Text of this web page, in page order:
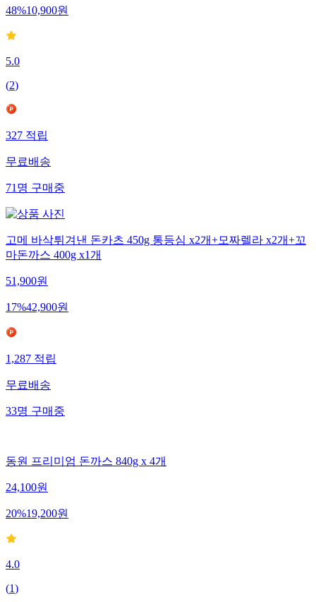
48%10,900원
5.0
(2)
327 적립
무료배송
71 명 구매중
고메 바삭튀겨낸 돈카츠 450g 통등심 x2개+모짜렐라 x2개+꼬
마돈까스 400g x1개
51,900원
17%42,900원
1,287 적립
무료배송
33명 구매중
동원 프리미엄 돈까스 840g x 4개
24,100원
20%19,200원
4.0
(1)